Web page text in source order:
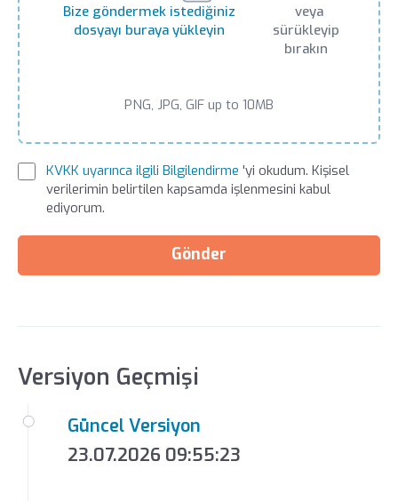
Bize göndermek istediğiniz
dosyayı buraya yükleyin
veya
sürükleyip
bırakın
PNG, JPG, GIF up to 10MB
KVKK uyarınca ilgili Bilgilendirme 'yi okudum. Kişisel
verilerimin belirtilen kapsamda işlenmesini kabul
ediyorum.
Gönder
Versiyon Geçmişi
Güncel Versiyon
23.07.2026 09:55:23